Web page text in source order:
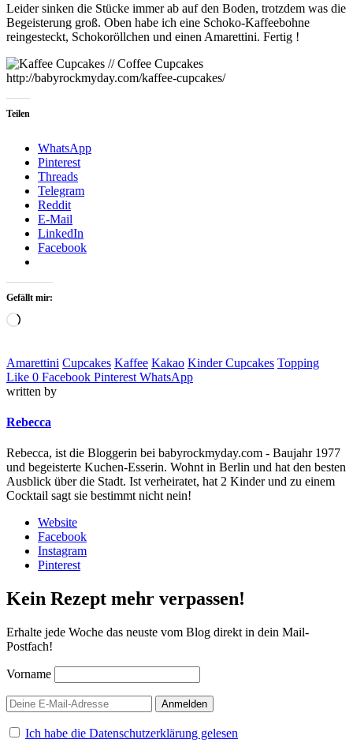
Leider sinken die Stücke immer ab auf den Boden, trotzdem was die
Begeisterung groß. Oben habe ich eine Schoko-Kaffeebohne
reingesteckt, Schokoröllchen und einen Amarettini. Fertig !
Teilen
WhatsApp
Pinterest
Threads
Telegram
Reddit
E-Mail
LinkedIn
Facebook
Gefällt mir:
Loading…
Amarettini Cupcakes Kaffee Kakao Kinder Cupcakes Topping
Like 0 Facebook Pinterest WhatsApp
written by
Rebecca
Rebecca, ist die Bloggerin bei babyrockmyday.com - Baujahr 1977
und begeisterte Kuchen-Esserin. Wohnt in Berlin und hat den besten
Ausblick über die Stadt. Ist verheiratet, hat 2 Kinder und zu einem
Cocktail sagt sie bestimmt nicht nein!
Website
Facebook
Instagram
Pinterest
Kein Rezept mehr verpassen!
Erhalte jede Woche das neuste vom Blog direkt in dein Mail-
Postfach!
Vorname
Ich habe die Datenschutzerklärung gelesen